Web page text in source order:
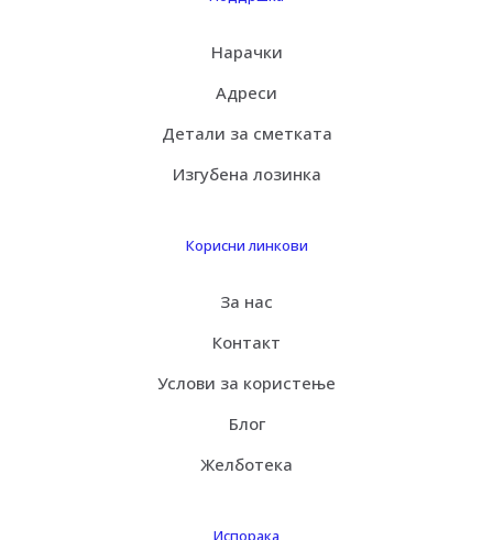
Нарачки
Адреси
Детали за сметката
Изгубена лозинка
Корисни линкови
За нас
Контакт
Услови за користење
Блог
Желботека
Испорака